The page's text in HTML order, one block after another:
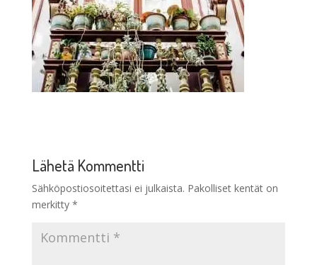
Lähetä Kommentti
Sähköpostiosoitettasi ei julkaista. Pakolliset kentät on
merkitty *